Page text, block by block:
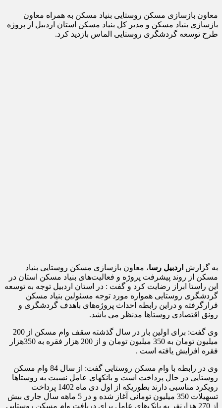
معاون بازسازی مسکن روستایی بنیاد مسکن به همراه معاون
بازسازی بنیاد مسکن و مدیر کل بنیاد مسکن استان اردبیل از پروژه
طرح توسعه گردشگری روستایی الماس بازدید کرد.
به گزارش اردبیل رسا، معاون بازسازی مسکن روستایی بنیاد
مسکن از روند پیشرفت پروژه و فعالیت‌های بنیاد مسکن استان در
این راستا ابراز رضایت کرد و گفت : در استان اردبیل توجه به توسعه
گردشگری روستایی همواره مورد توجه مسئولین بنیاد مسکن
قرارگرفته و دراین رابطه احداث پروژه‌های باهدف گردشگری و
رونق اقتصادی روستاها مدنظر می باشد.
وی گفت: برای اولین بار در سال گذشته سقف وام مسکن از 200
میلیون تومان به 350 میلیون تومان و از 200 هزار فقره به 350هزار
فقره افزایش یافته است .
وی در رابطه با وام مسکن روستایی گفت: از سال 84 وام مسکن
روستایی در حال پرداخت است و بانک‎های عامل نسبت به روستاها
رویکرد مناسبی دارند بطوریکه از اول دی ماه 1402 پرداخت
تسهیلات 350 میلیون تومانی آغاز شده و در 5 ماهه سال جاری بیش
از 270 هزارنفر به بانک‌های عامل برای دریافت وام مسکن روستایی